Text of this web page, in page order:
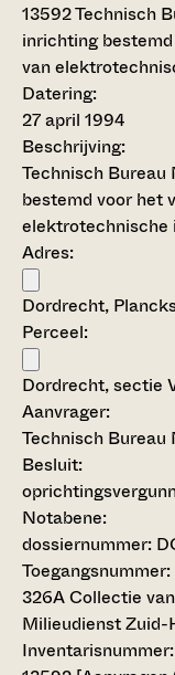
13592Technisch
inrichting
van
Datering:
27 april 1994
Beschrijving:
Technisch
bestemd voor het
elektrotechnische
Adres:
Dordrecht,
Perceel:
Dordrecht, sectie
Aanvrager:
Technisch Bureau
Besluit:
Notabene:
dossiernummer:
Toegangsnummer:
326A Collectie
Milieudienst Zuid-
Inventarisnummer: